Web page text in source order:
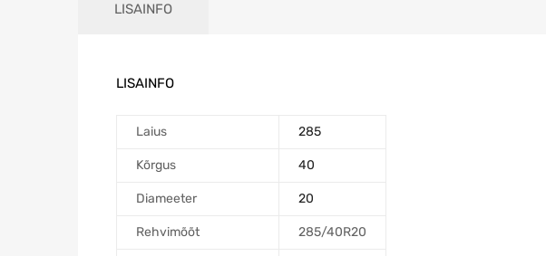
LISAINFO
LISAINFO
Laius 285
Kõrgus 40
Diameeter 20
Rehvimõõt 285/40R20